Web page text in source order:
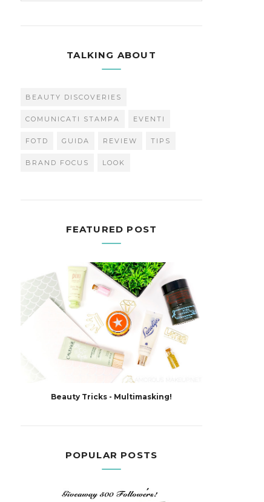
TALKING ABOUT
BEAUTY DISCOVERIES
COMUNICATI STAMPA EVENTI
FOTD GUIDA REVIEW TIPS
BRAND FOCUS LOOK
FEATURED POST
Beauty Tricks - Multimasking!
POPULAR POSTS